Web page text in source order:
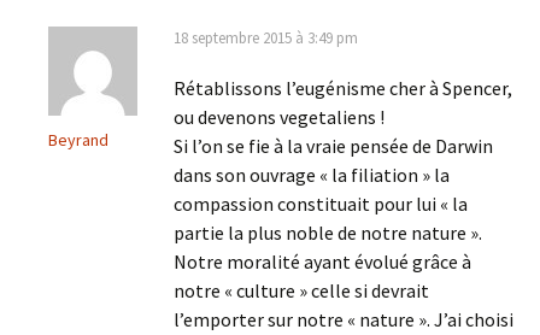
Beyrand
18 septembre 2015 à 3:49 pm
Rétablissons l’eugénisme cher à Spencer,
ou devenons vegetaliens !
Si l’on se fie à la vraie pensée de Darwin
dans son ouvrage « la filiation » la
compassion constituait pour lui « la
partie la plus noble de notre nature ».
Notre moralité ayant évolué grâce à
notre « culture » celle si devrait
l’emporter sur notre « nature ». J’ai choisi